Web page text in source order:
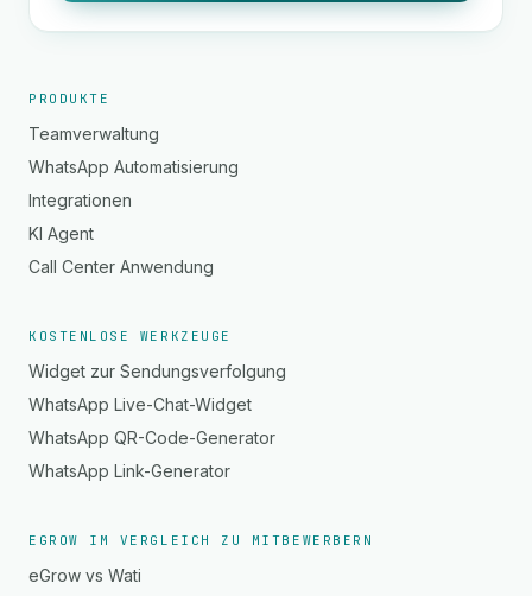
PRODUKTE
Teamverwaltung
WhatsApp Automatisierung
Integrationen
KI Agent
Call Center Anwendung
KOSTENLOSE WERKZEUGE
Widget zur Sendungsverfolgung
WhatsApp Live-Chat-Widget
WhatsApp QR-Code-Generator
WhatsApp Link-Generator
EGROW IM VERGLEICH ZU MITBEWERBERN
eGrow vs Wati